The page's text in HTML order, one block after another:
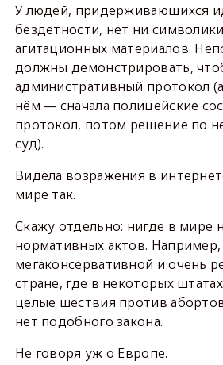
У людей, придерживающихся
бездетности, нет ни
агитационных материалов.
должны демонстрировать,
административный протокол
нём — сначала полицейские
протокол, потом решение по
суд).
Видела возражения в
мире так.
Скажу отдельно: нигде в мире
нормативных актов.
мегаконсервативной и очень
стране, где в некоторых
целые шествия против
нет подобного закона.
Не говоря уж о Европе.